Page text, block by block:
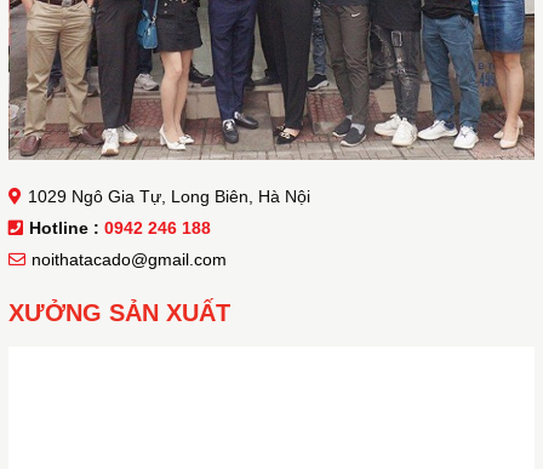
1029 Ngô Gia Tự, Long Biên, Hà Nội
Hotline : 0942 246 188
noithatacado@gmail.com
XƯỞNG SẢN XUẤT